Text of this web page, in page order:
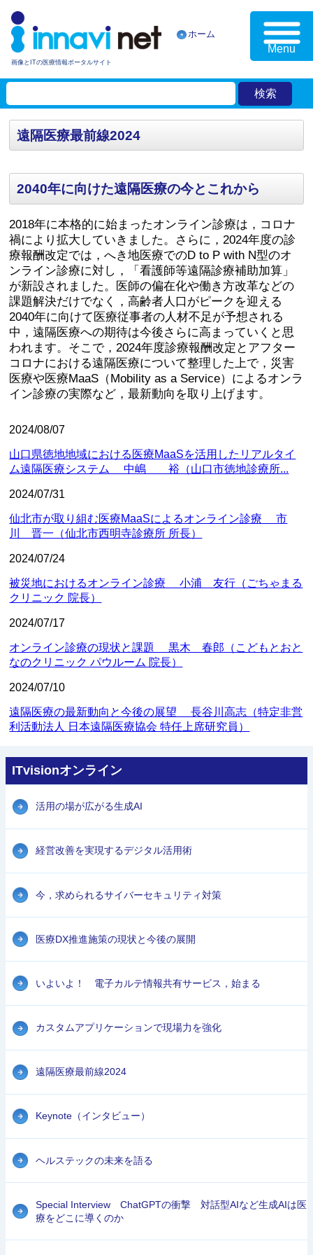
画像とITの医療情報ポータルサイト
ホーム
Menu
遠隔医療最前線2024
2040年に向けた遠隔医療の今とこれから
2018年に本格的に始まったオンライン診療は，コロナ
禍により拡大していきました。さらに，2024年度の診
療報酬改定では，へき地医療でのD to P with N型のオ
ンライン診療に対し，「看護師等遠隔診療補助加算」
が新設されました。医師の偏在化や働き方改革などの
課題解決だけでなく，高齢者人口がピークを迎える
2040年に向けて医療従事者の人材不足が予想される
中，遠隔医療への期待は今後さらに高まっていくと思
われます。そこで，2024年度診療報酬改定とアフター
コロナにおける遠隔医療について整理した上で，災害
医療や医療MaaS（Mobility as a Service）によるオンラ
イン診療の実際など，最新動向を取り上げます。
2024/08/07
山口県徳地地域における医療MaaSを活用したリアルタイ
ム遠隔医療システム 中嶋 裕（山口市徳地診療所...
2024/07/31
仙北市が取り組む医療MaaSによるオンライン診療 市
川 晋一（仙北市西明寺診療所 所長）
2024/07/24
被災地におけるオンライン診療 小浦 友行（ごちゃまる
クリニック 院長）
2024/07/17
オンライン診療の現状と課題 黒木 春郎（こどもとおと
なのクリニック パウルーム 院長）
2024/07/10
遠隔医療の最新動向と今後の展望 長谷川高志（特定非営
利活動法人 日本遠隔医療協会 特任上席研究員）
ITvisionオンライン
活用の場が広がる生成AI
経営改善を実現するデジタル活用術
今，求められるサイバーセキュリティ対策
医療DX推進施策の現状と今後の展開
いよいよ！ 電子カルテ情報共有サービス，始まる
カスタムアプリケーションで現場力を強化
遠隔医療最前線2024
Keynote（インタビュー）
ヘルステックの未来を語る
Special Interview ChatGPTの衝撃 対話型AIなど生成AIは医
療をどこに導くのか